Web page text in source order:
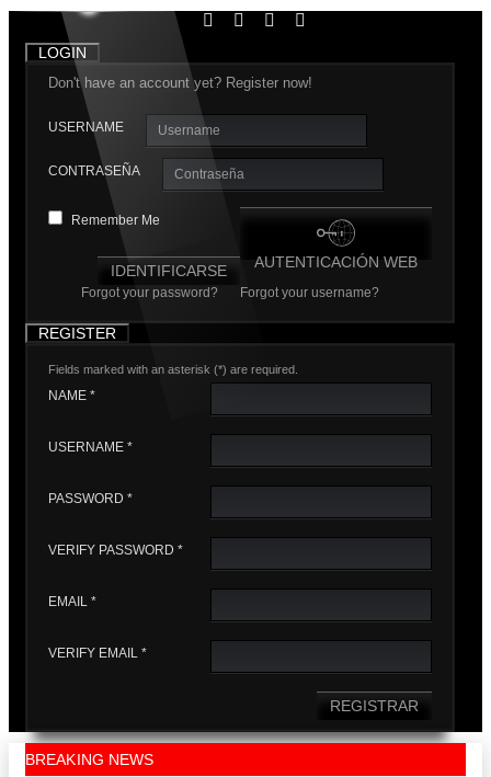
LOGIN
Don't have an account yet? Register now!
USERNAME
CONTRASEÑA
Remember Me
AUTENTICACIÓN WEB
IDENTIFICARSE
Forgot your password? Forgot your username?
REGISTER
Fields marked with an asterisk (*) are required.
NAME *
USERNAME *
PASSWORD *
VERIFY PASSWORD *
EMAIL *
VERIFY EMAIL *
REGISTRAR
BREAKING NEWS